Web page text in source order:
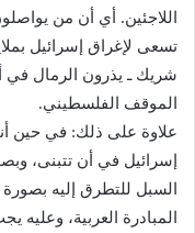
اللاجئين. أي أن من
تسعى لإغراق إسرائيل
شريك ـ يذرون الرمال في
الموقف الفلسطيني.
علاوة على ذلك: في حين
السبل للتطرق إليه
المبادرة العربية، وعليه